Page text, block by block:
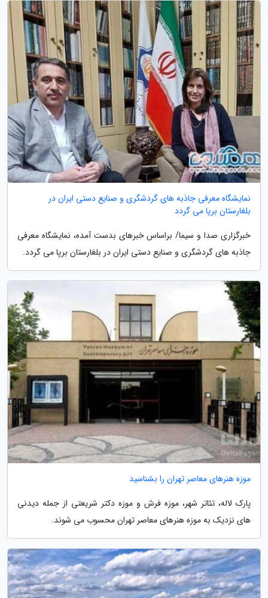
نمایشگاه معرفی جاذبه های گردشگری و صنایع دستی ایران در
بلغارستان برپا می گردد
خبرگزاری صدا و سیما/ براساس خبرهای بدست آمده، نمایشگاه معرفی
جاذبه های گردشگری و صنایع دستی ایران در بلغارستان برپا می گردد.
موزه هنرهای معاصر تهران را بشناسید
پارک لاله، تئاتر شهر، موزه فرش و موزه دکتر شریعتی از جمله دیدنی
های نزدیک به موزه هنرهای معاصر تهران محسوب می شوند.